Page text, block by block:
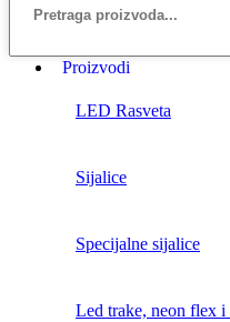
Proizvodi
LED Rasveta
Sijalice
Specijalne sijalice
Led trake, neon flex i